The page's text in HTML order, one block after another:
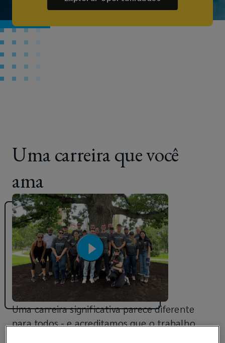
Uma carreira que você
ama
Uma carreira significativa parece diferente
para todos - e acreditamos que o trabalho